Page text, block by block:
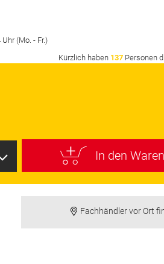
(Mo. - Fr.)
Kürzlich haben 137Personen
In den
Fachhändler vor Ort